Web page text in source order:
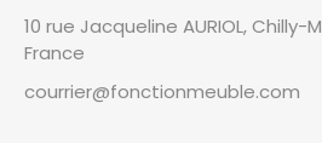
10 rue Jacqueline AURIOL, Chilly-
France
courrier@fonctionmeuble.com